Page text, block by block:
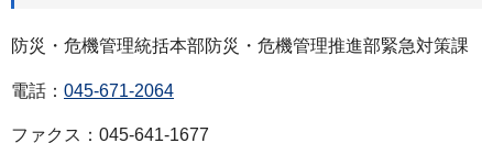
防災・危機管理統括本部防災・危機管理推進部緊急対策課
電話： 045-671-2064
ファクス：045-641-1677